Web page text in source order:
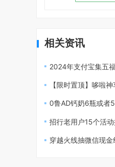
相关资讯
2024年支付宝集五
【限时置顶】哆啦
0鲁AD钙奶6瓶或者
招行老用户15个活
穿越火线抽微信现金